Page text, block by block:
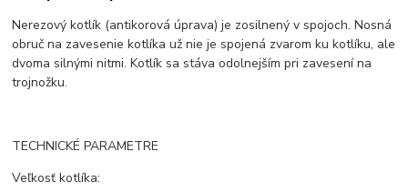
Nerezový kotlík (antikorová úprava) je zosilnený v spojoch. Nosná
obruč na zavesenie kotlíka už nie je spojená zvarom ku kotlíku, ale
dvoma silnými nitmi. Kotlík sa stáva odolnejším pri zavesení na
trojnožku.
TECHNICKÉ PARAMETRE
Veľkosť kotlíka: